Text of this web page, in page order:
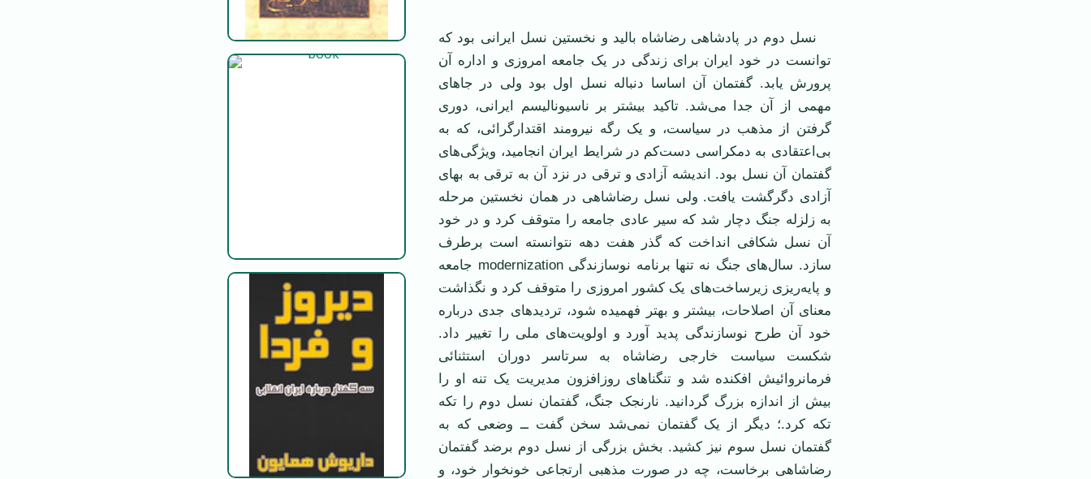
نسل دوم در پادشاهی رضاشاه بالید و نخستین نسل ایرانی بود که
توانست در خود ایران برای زندگی در یک جامعه امروزی و اداره آن
پرورش یابد. گفتمان آن اساسا دنباله نسل اول بود ولی در جاهای
مهمی از آن جدا می‌شد. تاکید بیشتر بر ناسیونالیسم ایرانی، دوری
گرفتن از مذهب در سیاست، و یک رگه نیرومند اقتدارگرائی، که به
بی‌اعتقادی به دمکراسی دست‌کم در شرایط ایران انجامید، ویژگی‌های
گفتمان آن نسل بود. اندیشه آزادی و ترقی در نزد آن به ترقی به بهای
آزادی دگرگشت یافت. ولی نسل رضاشاهی در همان نخستین مرحله
به زلزله جنگ دچار شد که سیر عادی جامعه را متوقف کرد و در خود
آن نسل شکافی انداخت که گذر هفت دهه نتوانسته است برطرف
سازد. سال‌های جنگ نه تنها برنامه نوسازندگی modernization جامعه
و پایه‌ریزی زیرساخت‌های یک کشور امروزی را متوقف کرد و نگذاشت
معنای آن اصلاحات، بیشتر و بهتر فهمیده شود، تردیدهای جدی درباره
خود آن طرح نوسازندگی پدید آورد و اولویت‌های ملی را تغییر داد.
شکست سیاست خارجی رضاشاه به سرتاسر دوران استثنائی
فرمانروائیش افکنده شد و تنگناهای روزافزون مدیریت یک تنه او را
بیش از اندازه بزرگ گردانید. نارنجک جنگ، گفتمان نسل دوم را تکه
تکه کرد.؛ دیگر از یک گفتمان نمی‌شد سخن گفت ــ وضعی که به
گفتمان نسل سوم نیز کشید. بخش بزرگی از نسل دوم برضد گفتمان
رضاشاهی برخاست، چه در صورت مذهبی ارتجاعی خونخوار خود، و